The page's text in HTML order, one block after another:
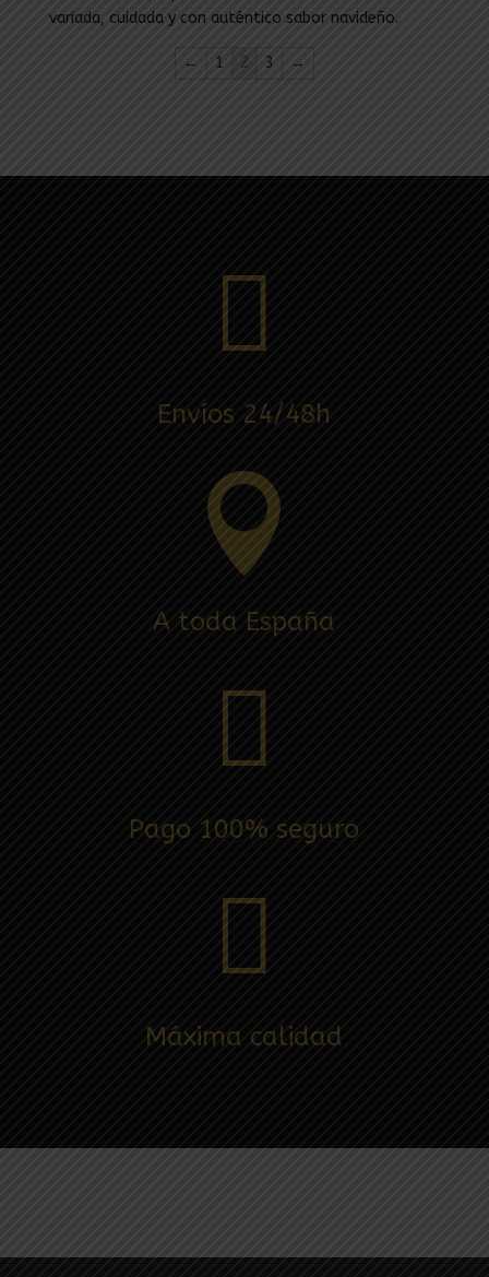
variada, cuidada y con auténtico sabor navideño.
← 1 2 3 →

Envíos 24/48h

A toda España

Pago 100% seguro

Máxima calidad